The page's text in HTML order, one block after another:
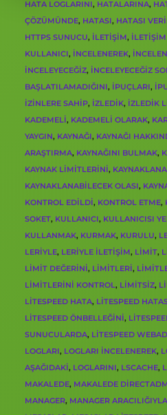
HATA LOGLARINI, HATALARINA,
ÇÖZÜMÜNDE, HATASI, HATASI
HTTPS SUNUCU, İLETIŞIM,
KULLANICI, INCELENEREK,
INCELEYECEĞIZ, INCELEYECEĞIZ
BAŞLATILAMADIĞINI, İPUÇLARI,
IZINLERE SAHIP, IZLEDIK, IZLEDIK
KADEMELI, KADEMELI OLARAK,
YAYGIN, KAYNAĞI, KAYNAĞI
ARAŞTIRMA, KAYNAĞINI BULMAK,
KAYNAK LIMITLERINI,
KAYNAKLANABILECEK OLASI,
KONTROL EDILDI, KONTROL ETME,
SOKET, KULLANICI, KULLANICISI
KULLANMAK, KURMAK, KURULU,
LERIYLE, LERIYLE ILETIŞIM, LIMIT,
LIMIT DEĞERINI, LIMITLERI,
LIMITLERINI KONTROL, LIMITSIZ,
LITESPEED HATA, LITESPEED
LITESPEED ÖNBELLEĞINI,
SUNUCULARDA, LITESPEED
LOGLARI, LOGLARI INCELENEREK,
AŞAĞIDAKI, LOGLARINI, LSCACHE,
MAKALEDE, MAKALEDE
MANAGER, MANAGER ARACILIĞIYLA